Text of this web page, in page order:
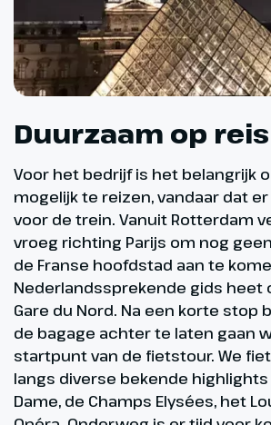
Duurzaam op reis
Voor het bedrijf is het belangrijk
mogelijk te reizen, vandaar dat
voor de trein. Vanuit Rotterdam
vroeg richting Parijs om nog
de Franse hoofdstad aan te
Nederlandssprekende gids heet
Gare du Nord. Na een korte stop
de bagage achter te laten gaan
startpunt van de fietstour. We
langs diverse bekende
Dame, de Champs Elysées, het